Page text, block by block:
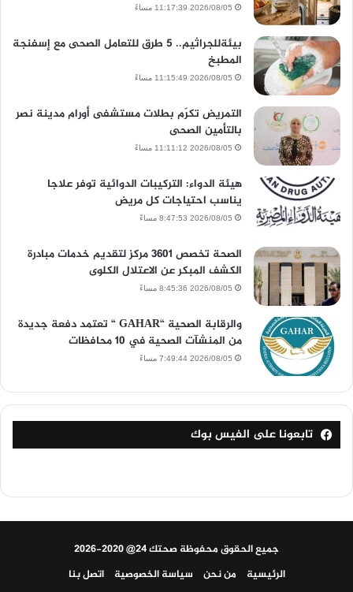
2026/08/05 11:17:39 مساءً
بيئةللجراثيم.. 5 طرق للتعامل الصحى مع إسفنجة
المطبخ
2026/08/05 11:15:49 مساءً
التمريض تكرّم بطلات مستشفى أورام مدينة نصر
بالتأمين الصحى
2026/08/05 11:11:12 مساءً
هيئة الدواء: التركيبات الدوائية توفر علاجا
يناسب احتياجات كل مريض
2026/08/05 8:47:53 مساءً
الصحة تخصص 3601 مركز لتقديم خدمات مبادرة
الكشف المبكر عن الاعتلال الكلوى
2026/08/05 8:45:36 مساءً
والرقابة الصحية “GAHAR “ تعتمد دفعة جديدة
من المنشآت الصحية في 10 محافظات
2026/08/05 7:49:44 مساءً
تابعونا على الفيس بوك
جميع الحقوق محفوظة صحتك 24@ 2020-2026
الرئيسية
من نحن سياسة الخصوصية اتصل بنا